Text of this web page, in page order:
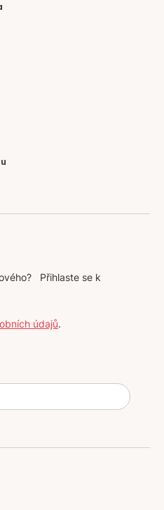
Přihlaste se k
údajů.